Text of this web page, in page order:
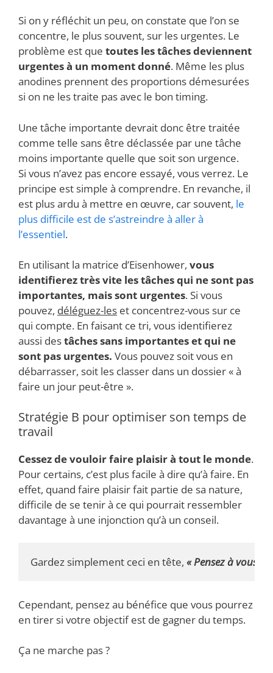
Si on y réfléchit un peu, on constate que l’on se
concentre, le plus souvent, sur les urgentes. Le
problème est que toutes les tâches deviennent
urgentes à un moment donné. Même les plus
anodines prennent des proportions démesurées
si on ne les traite pas avec le bon timing.
Une tâche importante devrait donc être traitée
comme telle sans être déclassée par une tâche
moins importante quelle que soit son urgence.
Si vous n’avez pas encore essayé, vous verrez. Le
principe est simple à comprendre. En revanche, il
est plus ardu à mettre en œuvre, car souvent, le
plus difficile est de s’astreindre à aller à
l’essentiel.
En utilisant la matrice d’Eisenhower, vous
identifierez très vite les tâches qui ne sont pas
importantes, mais sont urgentes. Si vous
pouvez, déléguez-les et concentrez-vous sur ce
qui compte. En faisant ce tri, vous identifierez
aussi destâches sans importantes et qui ne
sont pas urgentes. Vous pouvez soit vous en
débarrasser, soit les classer dans un dossier « à
faire un jour peut-être ».
Stratégie B pour optimiser son temps de
travail
Cessez de vouloir faire plaisir à tout le monde.
Pour certains, c’est plus facile à dire qu’à faire. En
effet, quand faire plaisir fait partie de sa nature,
difficile de se tenir à ce qui pourrait ressembler
davantage à une injonction qu’à un conseil.
Gardez simplement ceci en tête, « Pensez à vous
Cependant, pensez au bénéfice que vous pourrez
en tirer si votre objectif est de gagner du temps.
Ça ne marche pas ?